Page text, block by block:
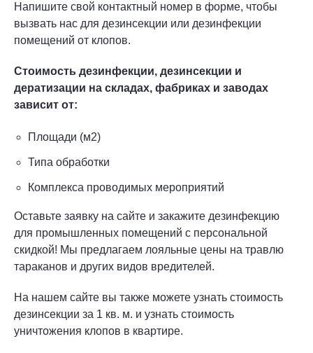
Напишите свой контактный номер в форме, чтобы
вызвать нас для дезинсекции или дезинфекции
помещений от клопов.
Стоимость дезинфекции, дезинсекции и
дератизации на складах, фабриках и заводах
зависит от:
Площади (м2)
Типа обработки
Комплекса проводимых мероприятий
Оставьте заявку на сайте и закажите дезинфекцию
для промышленных помещений с персональной
скидкой! Мы предлагаем лояльные цены на травлю
тараканов и других видов вредителей.
На нашем сайте вы также можете узнать стоимость
дезинсекции за 1 кв. м. и узнать стоимость
уничтожения клопов в квартире.